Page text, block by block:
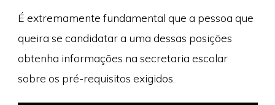
É extremamente fundamental que a pessoa que
queira se candidatar a uma dessas posições
obtenha informações na secretaria escolar
sobre os pré-requisitos exigidos.